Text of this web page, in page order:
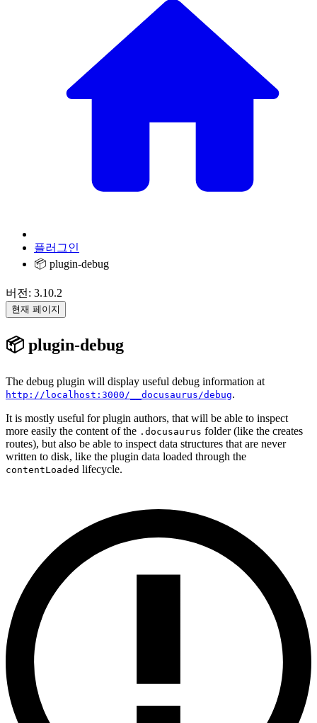
플러그인
📦 plugin-debug
버전: 3.10.2
현재 페이지
📦 plugin-debug
The debug plugin will display useful debug information at
http://localhost:3000/__docusaurus/debug.
It is mostly useful for plugin authors, that will be able to inspect
more easily the content of the .docusaurus folder (like the creates
routes), but also be able to inspect data structures that are never
written to disk, like the plugin data loaded through the
contentLoaded lifecycle.